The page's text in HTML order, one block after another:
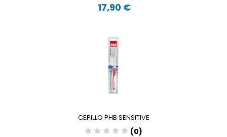
17,90 €
CEPILLO PHB SENSITIVE
(0)